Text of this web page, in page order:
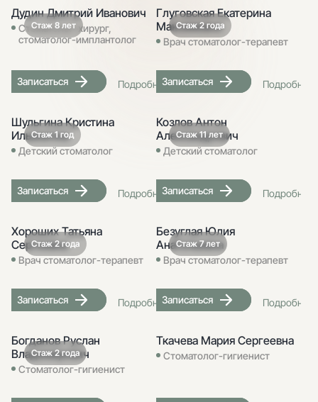
Стаж 8 лет
Дудин Дмитрий Иванович
Стоматолог-хирург,
стоматолог-имплантолог
Записаться Подробнее
Стаж 2 года
Глуговская Екатерина
Максимовна
Врач стоматолог-терапевт
Записаться Подробнее
Стаж 1 год
Шульгина Кристина
Ильинична
Детский стоматолог
Записаться Подробнее
Стаж 11 лет
Козлов Антон
Александрович
Детский стоматолог
Записаться Подробнее
Стаж 2 года
Хороших Татьяна
Сергеевна
Врач стоматолог-терапевт
Записаться Подробнее
Стаж 7 лет
Безуглая Юлия
Анатольевна
Врач стоматолог-терапевт
Записаться Подробнее
Стаж 2 года
Богданов Руслан
Владимирович
Стоматолог-гигиенист
Ткачева Мария Сергеевна
Стоматолог-гигиенист